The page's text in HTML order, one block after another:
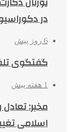
در
6 روز پیش
گفتگوی
1 هفته پیش
مخبر:
اسلامی